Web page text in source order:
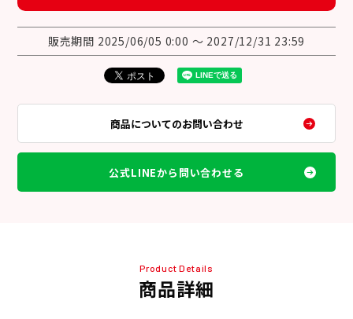
販売期間 2025/06/05 0:00 〜 2027/12/31 23:59
商品についてのお問い合わせ
公式LINEから問い合わせる
Product Details
商品詳細